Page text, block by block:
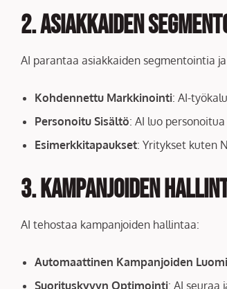
2. Asiakkaiden
AI parantaa asiakkaiden segmentointia
Kohdennettu Markkinointi: AI-
Personoitu Sisältö: AI luo
Esimerkkitapaukset: Yritykset kuten
3. Kampanjoiden
AI tehostaa kampanjoiden hallintaa:
Automaattinen Kampanjoiden
Suorituskyvyn Optimointi: AI seuraa